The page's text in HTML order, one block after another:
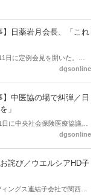
】日薬岩月会長、「これ
日に定例会見を開いた。こ
ルディングス子会社のコクミ
ができているかどうかを確
因に人手不足があり企業責
dgsonline
】中医協の場で糾弾／日
」
に中央社会保険医療協議会
剤師会副会長の森昌平氏
返還だけでなく薬事上の対応
dgsonline
詫び／ウエルシアHD子
ングス連結子会社で関西を